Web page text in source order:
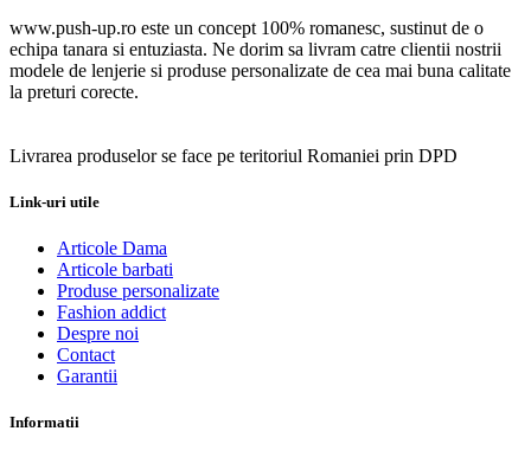
www.push-up.ro este un concept 100% romanesc, sustinut de o
echipa tanara si entuziasta. Ne dorim sa livram catre clientii nostrii
modele de lenjerie si produse personalizate de cea mai buna calitate
la preturi corecte.
Livrarea produselor se face pe teritoriul Romaniei prin DPD
Link-uri utile
Articole Dama
Articole barbati
Produse personalizate
Fashion addict
Despre noi
Contact
Garantii
Informatii